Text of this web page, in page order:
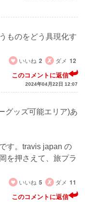
ものをどう具現化す
いいね 2 ダメ 12
このコメントに返信
2024年04月22日 12:07
グッズ可能エリア)あ
す。travis japan の
を押さえて、旅プラ
いいね 5 ダメ 11
このコメントに返信